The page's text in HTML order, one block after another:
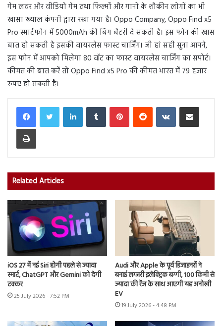
गेम लवर और वीडियो गेम तथा फिल्मों और गानों के शौकीन लोगों का भी
खासा ख्याल कंपनी द्वारा रखा गया है। Oppo Company, Oppo Find x5
Pro स्मार्टफोन में 5000mAh की बिग बैटरी दे सकती है। इस फोन की खास
बात हो सकती है इसकी वायरलेस फास्ट चार्जिंग। जी हां सही सुना आपने,
इस फोन में आपको मिलेगा 80 वॉट का फास्ट वायरलेस चार्जिंग का सपोर्ट।
कीमत की बात करें तो Oppo Find x5 Pro की कीमत भारत में 79 हजार
रुपए हो सकती है।
LinkedInTumblr PinterestReddit VKontakteShare via Email
Print
Related Articles
iOS 27 में नई Siri होगी पहले से ज्यादा
स्मार्ट, ChatGPT और Gemini को देगी
टक्कर
25 July 2026 - 7:52 PM
Audi और Apple के पूर्व डिजाइनरों ने
बनाई लग्जरी इलेक्ट्रिक बग्गी, 100 किमी से
ज्यादा की रेंज के साथ आएगी यह अनोखी
EV
19 July 2026 - 4:48 PM